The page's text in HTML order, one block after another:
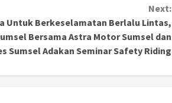
Next:
Untuk Berkeselamatan Berlalu Lintas,
Bersama Astra Motor Sumsel dan
Sumsel Adakan Seminar Safety Riding